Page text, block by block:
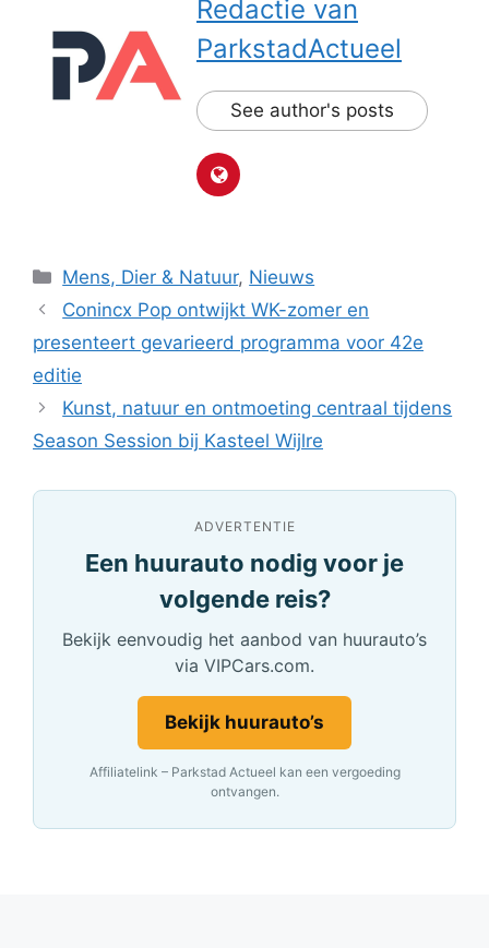
Redactie van
ParkstadActueel
See author's posts
Categorieën
Mens, Dier & Natuur, Nieuws
Conincx Pop ontwijkt WK-zomer en
presenteert gevarieerd programma voor 42e
editie
Kunst, natuur en ontmoeting centraal tijdens
Season Session bij Kasteel Wijlre
ADVERTENTIE
Een huurauto nodig voor je
volgende reis?
Bekijk eenvoudig het aanbod van huurauto’s
via VIPCars.com.
Bekijk huurauto’s
Affiliatelink – Parkstad Actueel kan een vergoeding
ontvangen.